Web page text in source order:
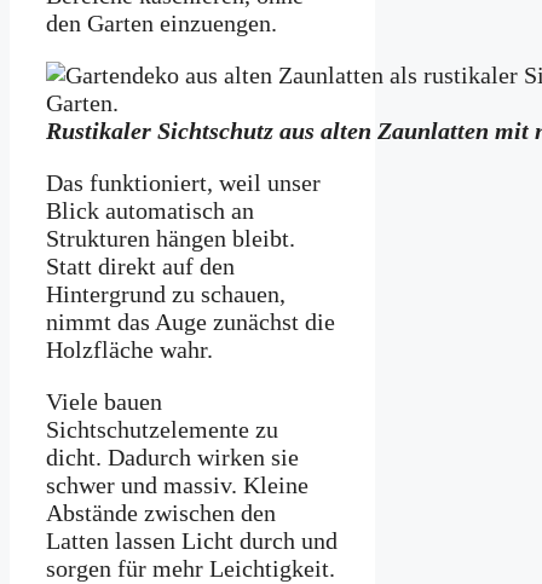
den Garten einzuengen.
Rustikaler Sichtschutz aus alten Zaunlatten
Das funktioniert, weil unser
Blick automatisch an
Strukturen hängen bleibt.
Statt direkt auf den
Hintergrund zu schauen,
nimmt das Auge zunächst die
Holzfläche wahr.
Viele bauen
Sichtschutzelemente zu
dicht. Dadurch wirken sie
schwer und massiv. Kleine
Abstände zwischen den
Latten lassen Licht durch und
sorgen für mehr Leichtigkeit.